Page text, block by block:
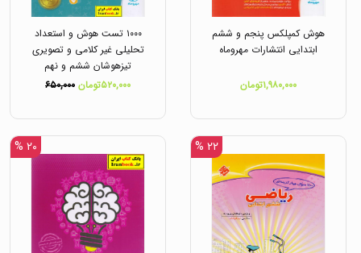
هوش کمپلکس پنجم و ششم
ابتدایی انتشارات مهروماه
۱,۹۸۰,۰۰۰تومان
۱۰۰۰ تست هوش و استعداد
تحلیلی غیر کلامی و تصویری
تیزهوشان ششم و نهم
انتشارات مهروماه
۵۲۰,۰۰۰تومان ۶۵۰,۰۰۰
۲۲ % ۲۰ %